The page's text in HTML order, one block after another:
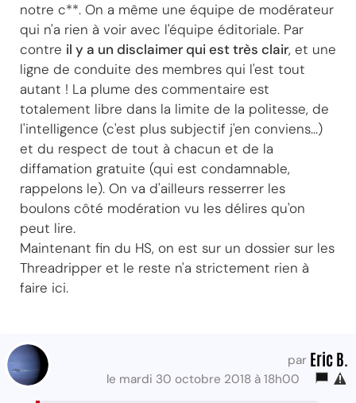
notre c**. On a même une équipe de modérateur
qui n'a rien à voir avec l'équipe éditoriale. Par
contre il y a un disclaimer qui est très clair, et une
ligne de conduite des membres qui l'est tout
autant ! La plume des commentaire est
totalement libre dans la limite de la politesse, de
l'intelligence (c'est plus subjectif j'en conviens...)
et du respect de tout à chacun et de la
diffamation gratuite (qui est condamnable,
rappelons le). On va d'ailleurs resserrer les
boulons côté modération vu les délires qu'on
peut lire.
Maintenant fin du HS, on est sur un dossier sur les
Threadripper et le reste n'a strictement rien à
faire ici.
par Eric B.
le mardi 30 octobre 2018 à 18h00